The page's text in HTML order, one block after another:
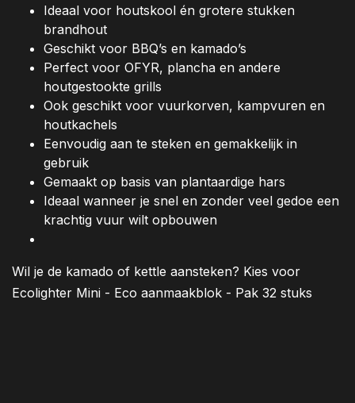
Ideaal voor houtskool én grotere stukken
brandhout
Geschikt voor BBQ’s en kamado’s
Perfect voor OFYR, plancha en andere
houtgestookte grills
Ook geschikt voor vuurkorven, kampvuren en
houtkachels
Eenvoudig aan te steken en gemakkelijk in
gebruik
Gemaakt op basis van plantaardige hars
Ideaal wanneer je snel en zonder veel gedoe een
krachtig vuur wilt opbouwen
Wil je de kamado of kettle aansteken? Kies voor
Ecolighter Mini - Eco aanmaakblok - Pak 32 stuks